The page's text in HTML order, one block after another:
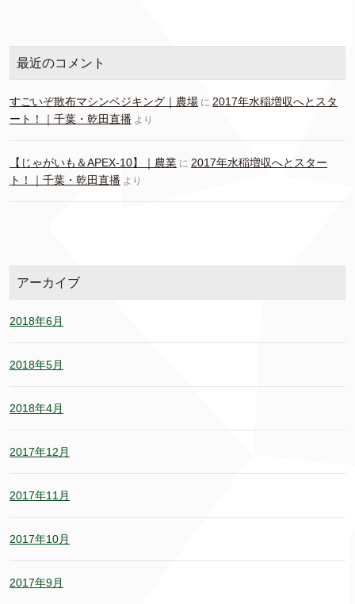
最近のコメント
すごいぞ散布マシンベジキング｜農場 に 2017年水稲増収へとスタ
ート！｜千葉・乾田直播 より
【じゃがいも＆APEX-10】｜農業 に 2017年水稲増収へとスター
ト！｜千葉・乾田直播 より
アーカイブ
2018年6月
2018年5月
2018年4月
2017年12月
2017年11月
2017年10月
2017年9月